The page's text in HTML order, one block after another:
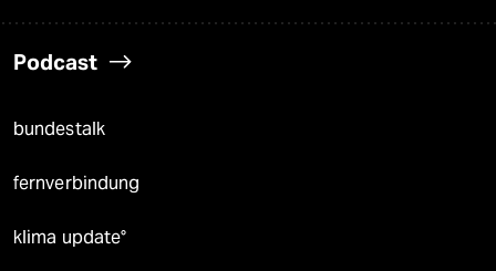
Podcast
bundestalk
fernverbindung
klima update°